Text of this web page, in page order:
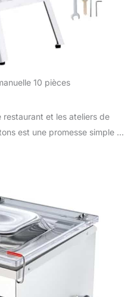
10 pièces
restaurant et les ateliers de
est une promesse simple ...